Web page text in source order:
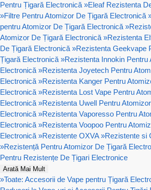
Pentru Țigară Electronică »Eleaf Rezistenta
»Filtre Pentru Atomizor De Țigară Electronică
pentru Atomizor De Țigară Electronică »
Atomizor De Țigară Electronică »Rezistenta
De Țigară Electronică »Rezistenta Geekvape
Țigară Electronică »Rezistenta Innokin Pentru
Electronică »Rezistenta Joyetech Pentru
Electronică »Rezistenta Kanger Pentru
Electronică »Rezistenta Lost Vape Pentru
Electronică »Rezistenta Uwell Pentru
Electronică »Rezistenta Vaporesso Pentru
Electronică »Rezistenta Voopoo Pentru
Electronică »Rezistente OXVA »Rezistente si
»Rezistență Pentru Atomizor De Țigară
Pentru Rezistențe De Țigari Electronice
Arată Mai Mult
»Toate: Accesorii de Vape pentru Țigară